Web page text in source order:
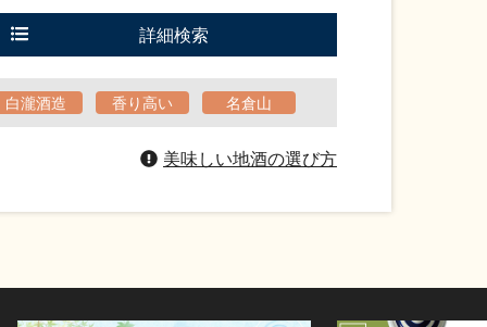
詳細検索
白瀧酒造 香り高い 名倉山
美味しい地酒の選び方